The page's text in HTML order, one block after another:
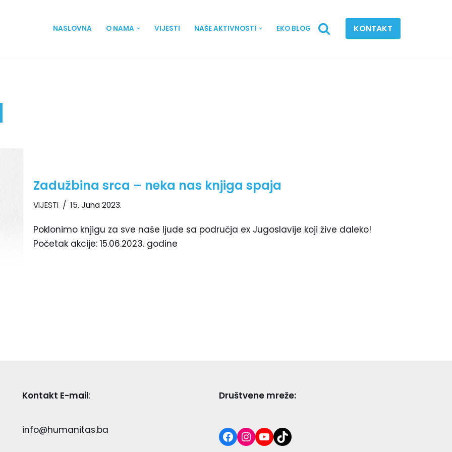
NASLOVNA O NAMA VIJESTI NAŠE AKTIVNOSTI EKO BLOG KONTAKT
Zadužbina srca – neka nas knjiga spaja
VIJESTI 15. Juna 2023.
Poklonimo knjigu za sve naše ljude sa područja ex Jugoslavije koji žive daleko!
Početak akcije: 15.06.2023. godine
Kontakt E-mail:
info@humanitas.ba
Društvene mreže: